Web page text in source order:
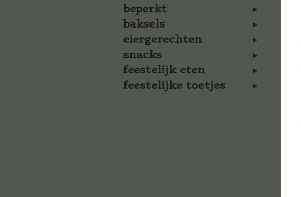
beperkt
baksels
eiergerechten
snacks
feestelijk eten
feestelijke toetjes